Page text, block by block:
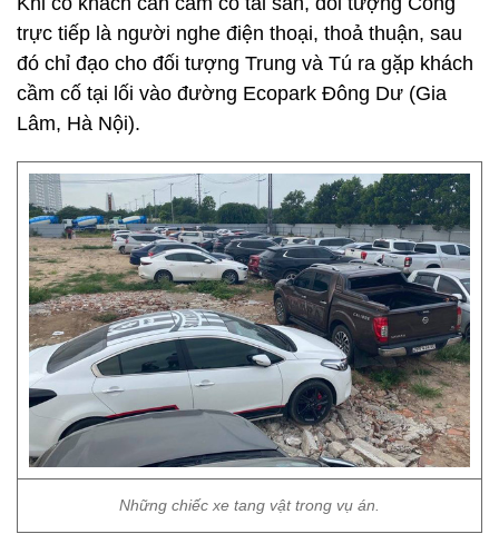
trực tiếp là người nghe điện thoại, thoả thuận, sau
đó chỉ đạo cho đối tượng Trung và Tú ra gặp khách
cầm cố tại lối vào đường Ecopark Đông Dư (Gia
Lâm, Hà Nội).
Những chiếc xe tang vật trong vụ án.